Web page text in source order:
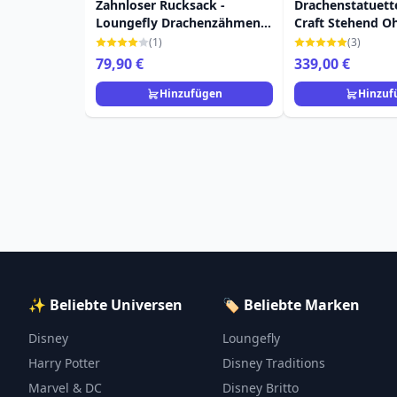
Zahnloser Rucksack -
Loungefly Drachenzähmen
leicht gemacht
(1)
79,90 €
Hinzufügen
Craft Stehend
cm
(3)
339,00 €
✨ Beliebte Universen
Disney
Harry Potter
Marvel & DC
🏷️ Beliebte Marken
Loungefly
Disney Traditions
Disney Britto